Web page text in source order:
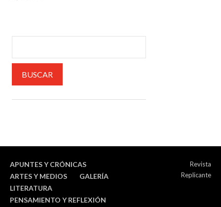
APUNTES Y CRÓNICAS
ARTES Y MEDIOS
GALERÍA
LITERATURA
PENSAMIENTO Y REFLEXIÓN
Revista
Replicante